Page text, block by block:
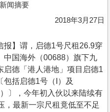
闻摘要
2018年3月27日
报】谓，启德1号尺租26.9穿
中国海外（00688）旗下九
启德「港人港地」项目启德1
包括启德1号（I）及
）〕，今年初入伙以来陆续有
，最新一宗尺租竟低至不足